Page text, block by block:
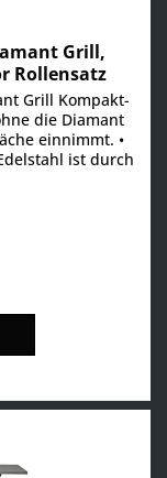
Grill,
Rollensatz
Grill Kompakt-
die Diamant
einnimmt. •
ist durch
Küche für
Der...